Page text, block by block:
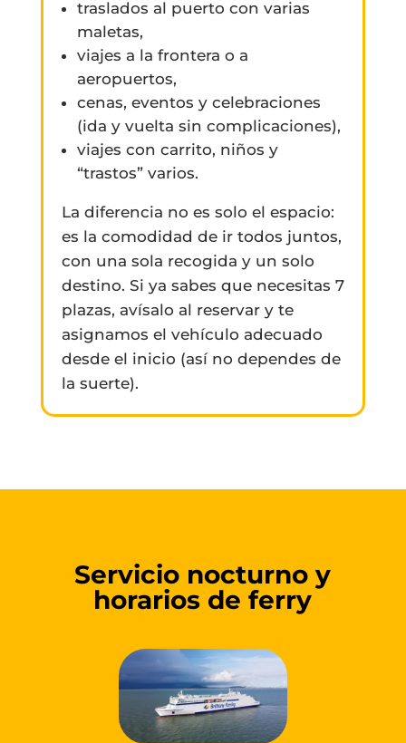
traslados al puerto con varias
maletas,
viajes a la frontera o a
aeropuertos,
cenas, eventos y celebraciones
(ida y vuelta sin complicaciones),
viajes con carrito, niños y
“trastos” varios.
La diferencia no es solo el espacio:
es la comodidad de ir todos juntos,
con una sola recogida y un solo
destino. Si ya sabes que necesitas 7
plazas, avísalo al reservar y te
asignamos el vehículo adecuado
desde el inicio (así no dependes de
la suerte).
Servicio nocturno y
horarios de ferry